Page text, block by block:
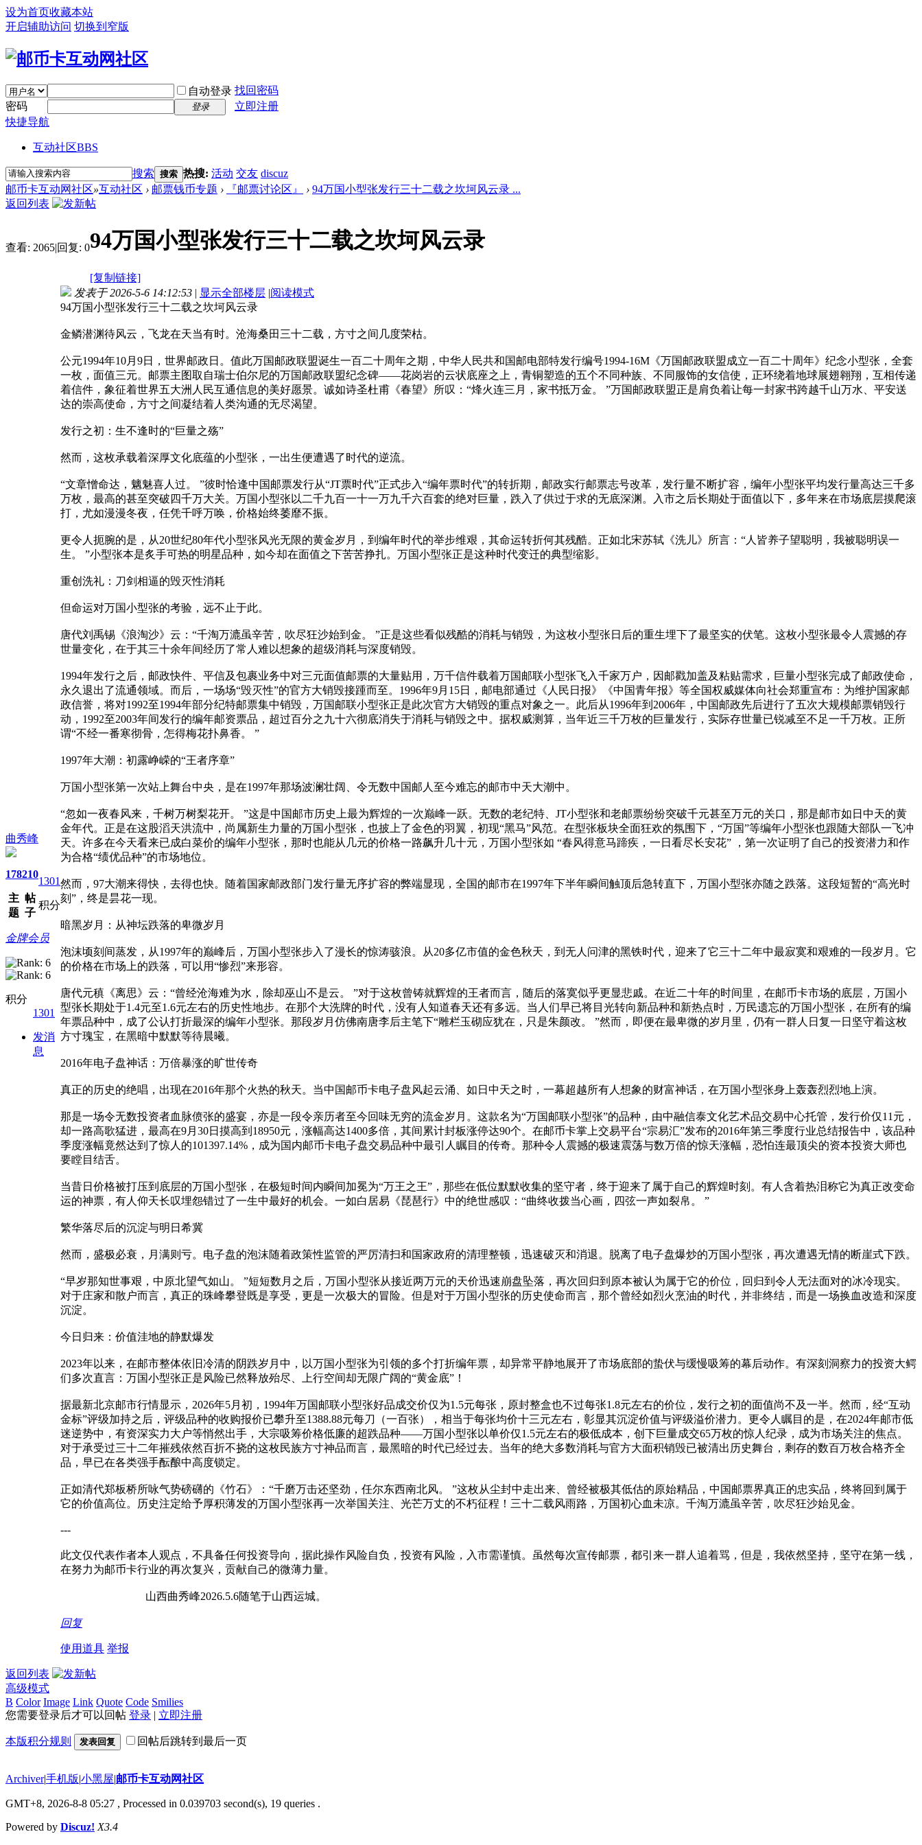
设为首页收藏本站
开启辅助访问 切换到窄版
自动登录 找回密码
密码
登录
立即注册
快捷导航
互动社区BBS
搜索 搜索 热搜: 活动 交友 discuz
邮币卡互动网社区»互动社区 › 邮票钱币专题 › 『邮票讨论区』 › 94万国小型张发行三十二载之坎坷风云录 ...
返回列表
查看: 2065|回复: 094万国小型张发行三十二载之坎坷风云录
[复制链接]
曲秀峰
178
主
题
210
帖
子
1301
积分
金牌会员
积分
1301
发消
息
发表于 2026-5-6 14:12:53 | 显示全部楼层 |阅读模式
94万国小型张发行三十二载之坎坷风云录
金鳞潜渊待风云，飞龙在天当有时。沧海桑田三十二载，方寸之间几度荣枯。
公元1994年10月9日，世界邮政日。值此万国邮政联盟诞生一百二十周年之期，中华人民共和国邮电部特发行编号1994-16M《万国邮政联盟成立一百二十周年》纪念小型张，全套
一枚，面值三元。邮票主图取自瑞士伯尔尼的万国邮政联盟纪念碑——花岗岩的云状底座之上，青铜塑造的五个不同种族、不同服饰的女信使，正环绕着地球展翅翱翔，互相传递
着信件，象征着世界五大洲人民互通信息的美好愿景。诚如诗圣杜甫《春望》所叹：“烽火连三月，家书抵万金。 ”万国邮政联盟正是肩负着让每一封家书跨越千山万水、平安送
达的崇高使命，方寸之间凝结着人类沟通的无尽渴望。
发行之初：生不逢时的“巨量之殇”
然而，这枚承载着深厚文化底蕴的小型张，一出生便遭遇了时代的逆流。
“文章憎命达，魑魅喜人过。 ”彼时恰逢中国邮票发行从“JT票时代”正式步入“编年票时代”的转折期，邮政实行邮票志号改革，发行量不断扩容，编年小型张平均发行量高达三千多
万枚，最高的甚至突破四千万大关。万国小型张以二千九百一十一万九千六百套的绝对巨量，跌入了供过于求的无底深渊。入市之后长期处于面值以下，多年来在市场底层摸爬滚
打，尤如漫漫冬夜，任凭千呼万唤，价格始终萎靡不振。
更令人扼腕的是，从20世纪80年代小型张风光无限的黄金岁月，到编年时代的举步维艰，其命运转折何其残酷。正如北宋苏轼《洗儿》所言：“人皆养子望聪明，我被聪明误一
生。 ”小型张本是炙手可热的明星品种，如今却在面值之下苦苦挣扎。万国小型张正是这种时代变迁的典型缩影。
重创洗礼：刀剑相逼的毁灭性消耗
但命运对万国小型张的考验，远不止于此。
唐代刘禹锡《浪淘沙》云：“千淘万漉虽辛苦，吹尽狂沙始到金。 ”正是这些看似残酷的消耗与销毁，为这枚小型张日后的重生埋下了最坚实的伏笔。这枚小型张最令人震撼的存
世量变化，在于其三十余年间经历了常人难以想象的超级消耗与深度销毁。
1994年发行之后，邮政快件、平信及包裹业务中对三元面值邮票的大量贴用，万千信件载着万国邮联小型张飞入千家万户，因邮戳加盖及粘贴需求，巨量小型张完成了邮政使命，
永久退出了流通领域。而后，一场场“毁灭性”的官方大销毁接踵而至。1996年9月15日，邮电部通过《人民日报》《中国青年报》等全国权威媒体向社会郑重宣布：为维护国家邮
政信誉，将对1992至1994年部分纪特邮票集中销毁，万国邮联小型张正是此次官方大销毁的重点对象之一。此后从1996年到2006年，中国邮政先后进行了五次大规模邮票销毁行
动，1992至2003年间发行的编年邮资票品，超过百分之九十六彻底消失于消耗与销毁之中。据权威测算，当年近三千万枚的巨量发行，实际存世量已锐减至不足一千万枚。正所
谓“不经一番寒彻骨，怎得梅花扑鼻香。 ”
1997年大潮：初露峥嵘的“王者序章”
万国小型张第一次站上舞台中央，是在1997年那场波澜壮阔、令无数中国邮人至今难忘的邮市中天大潮中。
“忽如一夜春风来，千树万树梨花开。 ”这是中国邮市历史上最为辉煌的一次巅峰一跃。无数的老纪特、JT小型张和老邮票纷纷突破千元甚至万元的关口，那是邮市如日中天的黄
金年代。正是在这股滔天洪流中，尚属新生力量的万国小型张，也披上了金色的羽翼，初现“黑马”风范。在型张板块全面狂欢的氛围下，“万国”等编年小型张也跟随大部队一飞冲
天。许多在今天看来已成白菜价的编年小型张，那时也能从几元的价格一路飙升几十元，万国小型张如 “春风得意马蹄疾，一日看尽长安花” ，第一次证明了自己的投资潜力和作
为合格“绩优品种”的市场地位。
然而，97大潮来得快，去得也快。随着国家邮政部门发行量无序扩容的弊端显现，全国的邮市在1997年下半年瞬间触顶后急转直下，万国小型张亦随之跌落。这段短暂的“高光时
刻”，终是昙花一现。
暗黑岁月：从神坛跌落的卑微岁月
泡沫顷刻间蒸发，从1997年的巅峰后，万国小型张步入了漫长的惊涛骇浪。从20多亿市值的金色秋天，到无人问津的黑铁时代，迎来了它三十二年中最寂寞和艰难的一段岁月。它
的价格在市场上的跌落，可以用“惨烈”来形容。
唐代元稹《离思》云：“曾经沧海难为水，除却巫山不是云。 ”对于这枚曾铸就辉煌的王者而言，随后的落寞似乎更显悲戚。在近二十年的时间里，在邮币卡市场的底层，万国小
型张长期处于1.4元至1.6元左右的历史性地步。在那个大洗牌的时代，没有人知道春天还有多远。当人们早已将目光转向新品种和新热点时，万民遗忘的万国小型张，在所有的编
年票品种中，成了公认打折最深的编年小型张。那段岁月仿佛南唐李后主笔下“雕栏玉砌应犹在，只是朱颜改。 ”然而，即便在最卑微的岁月里，仍有一群人日复一日坚守着这枚
方寸瑰宝，在黑暗中默默等待晨曦。
2016年电子盘神话：万倍暴涨的旷世传奇
真正的历史的绝唱，出现在2016年那个火热的秋天。当中国邮币卡电子盘风起云涌、如日中天之时，一幕超越所有人想象的财富神话，在万国小型张身上轰轰烈烈地上演。
那是一场令无数投资者血脉偾张的盛宴，亦是一段令亲历者至今回味无穷的流金岁月。这款名为“万国邮联小型张”的品种，由中融信泰文化艺术品交易中心托管，发行价仅11元，
却一路高歌猛进，最高在9月30日摸高到18950元，涨幅高达1400多倍，其间累计封板涨停达90个。在邮币卡掌上交易平台“宗易汇”发布的2016年第三季度行业总结报告中，该品种
季度涨幅竟然达到了惊人的101397.14%，成为国内邮币卡电子盘交易品种中最引人瞩目的传奇。那种令人震撼的极速震荡与数万倍的惊天涨幅，恐怕连最顶尖的资本投资大师也
要瞠目结舌。
当昔日价格被打压到底层的万国小型张，在极短时间内瞬间加冕为“万王之王”，那些在低位默默收集的坚守者，终于迎来了属于自己的辉煌时刻。有人含着热泪称它为真正改变命
运的神票，有人仰天长叹埋怨错过了一生中最好的机会。一如白居易《琵琶行》中的绝世感叹：“曲终收拨当心画，四弦一声如裂帛。 ”
繁华落尽后的沉淀与明日希冀
然而，盛极必衰，月满则亏。电子盘的泡沫随着政策性监管的严厉清扫和国家政府的清理整顿，迅速破灭和消退。脱离了电子盘爆炒的万国小型张，再次遭遇无情的断崖式下跌。
“早岁那知世事艰，中原北望气如山。 ”短短数月之后，万国小型张从接近两万元的天价迅速崩盘坠落，再次回归到原本被认为属于它的价位，回归到令人无法面对的冰冷现实。
对于庄家和散户而言，真正的珠峰攀登既是享受，更是一次极大的冒险。但是对于万国小型张的历史使命而言，那个曾经如烈火烹油的时代，并非终结，而是一场换血改造和深度
沉淀。
今日归来：价值洼地的静默爆发
2023年以来，在邮市整体依旧冷清的阴跌岁月中，以万国小型张为引领的多个打折编年票，却异常平静地展开了市场底部的蛰伏与缓慢吸筹的幕后动作。有深刻洞察力的投资大鳄
们多次直言：万国小型张正是风险已然释放殆尽、上行空间却无限广阔的“黄金底”！
据最新北京邮市行情显示，2026年5月初，1994年万国邮联小型张好品成交价仅为1.5元每张，原封整盒也不过每张1.8元左右的价位，发行之初的面值尚不及一半。然而，经“互动
金标”评级加持之后，评级品种的收购报价已攀升至1388.88元每刀（一百张），相当于每张均价十三元左右，彰显其沉淀价值与评级溢价潜力。更令人瞩目的是，在2024年邮市低
迷逆势中，有资深实力大户等悄然出手，大宗吸筹价格低廉的超跌品种——万国小型张以单价仅1.5元左右的极低成本，创下巨量成交65万枚的惊人纪录，成为市场关注的焦点。
对于承受过三十二年摧残依然百折不挠的这枚民族方寸神品而言，最黑暗的时代已经过去。当年的绝大多数消耗与官方大面积销毁已被清出历史舞台，剩存的数百万枚合格齐全
品，早已在各类强手酝酿中高度锁定。
正如清代郑板桥所咏气势磅礴的《竹石》：“千磨万击还坚劲，任尔东西南北风。 ”这枚从尘封中走出来、曾经被极其低估的原始精品，中国邮票界真正的忠实品，终将回到属于
它的价值高位。历史注定给予厚积薄发的万国小型张再一次举国关注、光芒万丈的不朽征程！三十二载风雨路，万国初心血未凉。千淘万漉虽辛苦，吹尽狂沙始见金。
---
此文仅代表作者本人观点，不具备任何投资导向，据此操作风险自负，投资有风险，入市需谨慎。虽然每次宣传邮票，都引来一群人追着骂，但是，我依然坚持，坚守在第一线，
在努力为邮币卡行业的再次复兴，贡献自己的微薄力量。
山西曲秀峰2026.5.6随笔于山西运城。
回复
使用道具 举报
返回列表
高级模式
B Color Image Link Quote Code Smilies
您需要登录后才可以回帖 登录 | 立即注册
本版积分规则 发表回复 回帖后跳转到最后一页
Archiver|手机版|小黑屋|邮币卡互动网社区
GMT+8, 2026-8-8 05:27 , Processed in 0.039703 second(s), 19 queries .
Powered by Discuz! X3.4